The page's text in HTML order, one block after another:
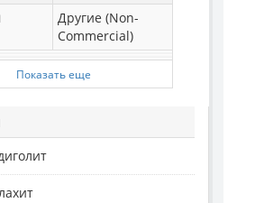
Другие (Non-
Commercial)
Показать еще